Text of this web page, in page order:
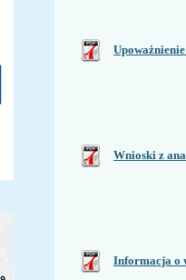
Wnioski z
Informacja o